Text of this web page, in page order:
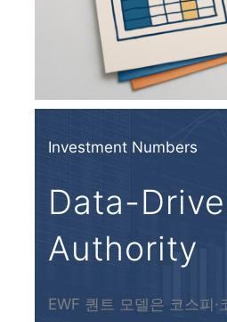
Investment Numbers
Data-
Authority
EWF 퀀트 모델은 코스피·